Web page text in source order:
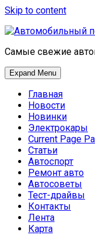
Skip to content
Самые свежие
Expand Menu
Главная
Новости
Новинки
Электрокары
Current Page
Статьи
Автоспорт
Ремонт авто
Автосоветы
Тест-драйвы
Контакты
Лента
Карта